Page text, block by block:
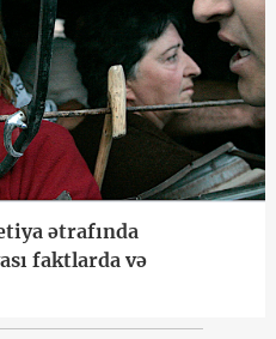
ətrafında
faktlarda və